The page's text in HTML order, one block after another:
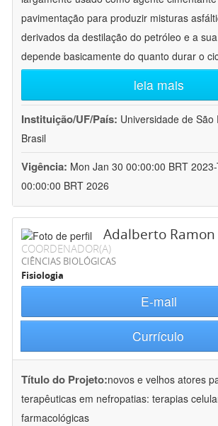
pavimentação para produzir misturas
derivados da destilação do petróleo e a
depende basicamente do quanto durar o
leia mais
Instituição/UF/País: Universidade de São
Brasil
Vigência: Mon Jan 30 00:00:00 BRT
00:00:00 BRT 2026
Adalberto Ramon
COORDENADOR(A)
CIÊNCIAS BIOLÓGICAS
Fisiologia
E-mail
Currículo
Título do Projeto:novos e velhos atores
terapêuticas em nefropatias: terapias
farmacológicas